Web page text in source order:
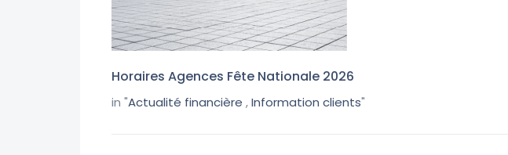
Horaires Agences Fête Nationale 2026
in "Actualité financière ,Information clients"